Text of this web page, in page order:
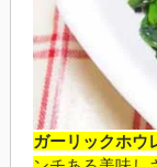
ガーリックホウ